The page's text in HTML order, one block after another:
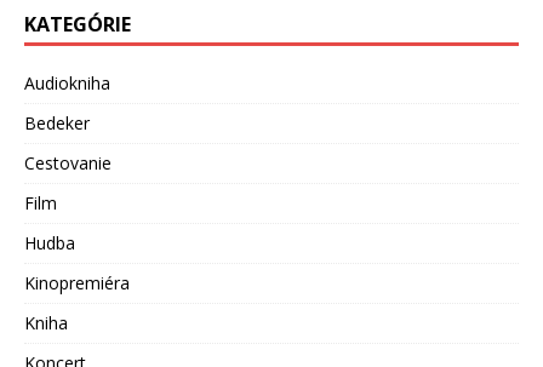
KATEGÓRIE
Audiokniha
Bedeker
Cestovanie
Film
Hudba
Kinopremiéra
Kniha
Koncert